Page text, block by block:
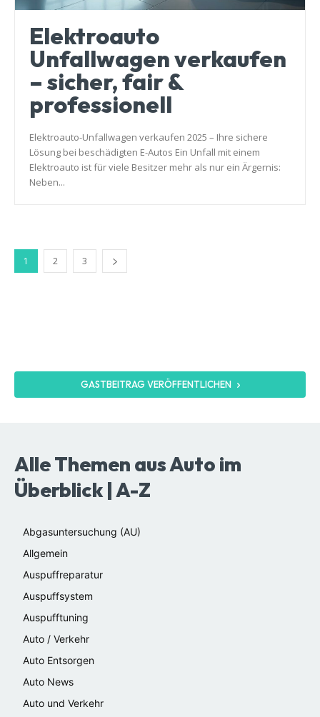
Elektroauto
Unfallwagen verkaufen
– sicher, fair &
professionell
Elektroauto-Unfallwagen verkaufen 2025 – Ihre sichere
Lösung bei beschädigten E-Autos Ein Unfall mit einem
Elektroauto ist für viele Besitzer mehr als nur ein Ärgernis:
Neben...
1 2 3
GASTBEITRAG VERÖFFENTLICHEN
Alle Themen aus Auto im
Überblick | A-Z
Abgasuntersuchung (AU)
Allgemein
Auspuffreparatur
Auspuffsystem
Auspufftuning
Auto / Verkehr
Auto Entsorgen
Auto News
Auto und Verkehr